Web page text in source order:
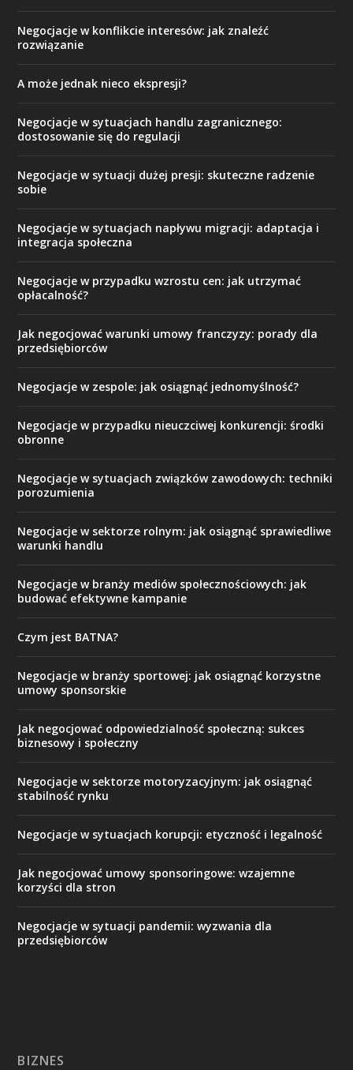
Negocjacje w konflikcie interesów: jak znaleźć
rozwiązanie
A może jednak nieco ekspresji?
Negocjacje w sytuacjach handlu zagranicznego:
dostosowanie się do regulacji
Negocjacje w sytuacji dużej presji: skuteczne radzenie
sobie
Negocjacje w sytuacjach napływu migracji: adaptacja i
integracja społeczna
Negocjacje w przypadku wzrostu cen: jak utrzymać
opłacalność?
Jak negocjować warunki umowy franczyzy: porady dla
przedsiębiorców
Negocjacje w zespole: jak osiągnąć jednomyślność?
Negocjacje w przypadku nieuczciwej konkurencji: środki
obronne
Negocjacje w sytuacjach związków zawodowych: techniki
porozumienia
Negocjacje w sektorze rolnym: jak osiągnąć sprawiedliwe
warunki handlu
Negocjacje w branży mediów społecznościowych: jak
budować efektywne kampanie
Czym jest BATNA?
Negocjacje w branży sportowej: jak osiągnąć korzystne
umowy sponsorskie
Jak negocjować odpowiedzialność społeczną: sukces
biznesowy i społeczny
Negocjacje w sektorze motoryzacyjnym: jak osiągnąć
stabilność rynku
Negocjacje w sytuacjach korupcji: etyczność i legalność
Jak negocjować umowy sponsoringowe: wzajemne
korzyści dla stron
Negocjacje w sytuacji pandemii: wyzwania dla
przedsiębiorców
BIZNES